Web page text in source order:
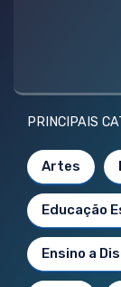
PRINCIPAIS
Artes
Educação
Ensino a